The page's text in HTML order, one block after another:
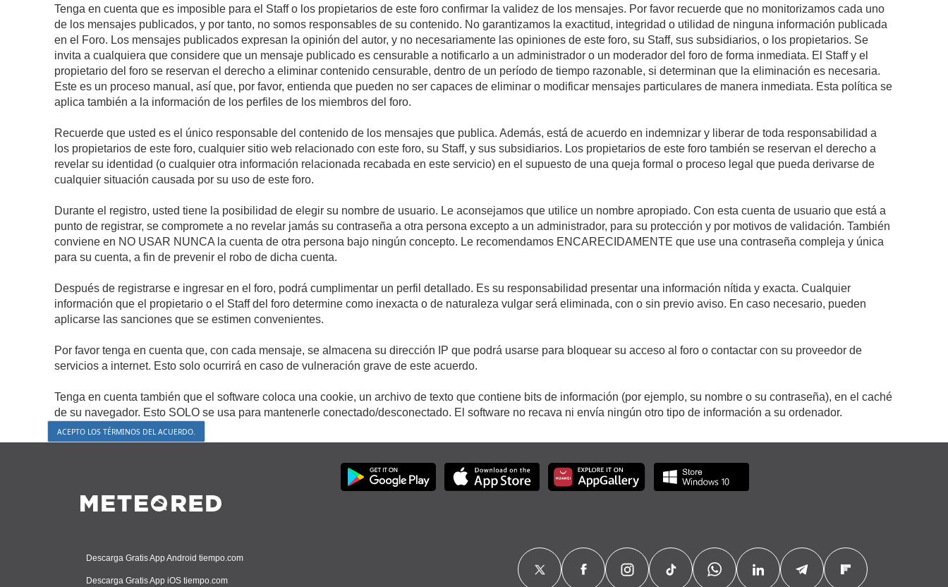
Tenga en cuenta que es imposible para el Staff o los propietarios de este foro confirmar la validez de los mensajes. Por favor recuerde que no monitorizamos cada uno
de los mensajes publicados, y por tanto, no somos responsables de su contenido. No garantizamos la exactitud, integridad o utilidad de ninguna información publicada
en el Foro. Los mensajes publicados expresan la opinión del autor, y no necesariamente las opiniones de este foro, su Staff, sus subsidiarios, o los propietarios. Se
invita a cualquiera que considere que un mensaje publicado es censurable a notificarlo a un administrador o un moderador del foro de forma inmediata. El Staff y el
propietario del foro se reservan el derecho a eliminar contenido censurable, dentro de un período de tiempo razonable, si determinan que la eliminación es necesaria.
Este es un proceso manual, así que, por favor, entienda que pueden no ser capaces de eliminar o modificar mensajes particulares de manera inmediata. Esta política se
aplica también a la información de los perfiles de los miembros del foro.
Recuerde que usted es el único responsable del contenido de los mensajes que publica. Además, está de acuerdo en indemnizar y liberar de toda responsabilidad a
los propietarios de este foro, cualquier sitio web relacionado con este foro, su Staff, y sus subsidiarios. Los propietarios de este foro también se reservan el derecho a
revelar su identidad (o cualquier otra información relacionada recabada en este servicio) en el supuesto de una queja formal o proceso legal que pueda derivarse de
cualquier situación causada por su uso de este foro.
Durante el registro, usted tiene la posibilidad de elegir su nombre de usuario. Le aconsejamos que utilice un nombre apropiado. Con esta cuenta de usuario que está a
punto de registrar, se compromete a no revelar jamás su contraseña a otra persona excepto a un administrador, para su protección y por motivos de validación. También
conviene en NO USAR NUNCA la cuenta de otra persona bajo ningún concepto. Le recomendamos ENCARECIDAMENTE que use una contraseña compleja y única
para su cuenta, a fin de prevenir el robo de dicha cuenta.
Después de registrarse e ingresar en el foro, podrá cumplimentar un perfil detallado. Es su responsabilidad presentar una información nítida y exacta. Cualquier
información que el propietario o el Staff del foro determine como inexacta o de naturaleza vulgar será eliminada, con o sin previo aviso. En caso necesario, pueden
aplicarse las sanciones que se estimen convenientes.
Por favor tenga en cuenta que, con cada mensaje, se almacena su dirección IP que podrá usarse para bloquear su acceso al foro o contactar con su proveedor de
servicios a internet. Esto solo ocurrirá en caso de vulneración grave de este acuerdo.
Tenga en cuenta también que el software coloca una cookie, un archivo de texto que contiene bits de información (por ejemplo, su nombre o su contraseña), en el caché
de su navegador. Esto SOLO se usa para mantenerle conectado/desconectado. El software no recava ni envía ningún otro tipo de información a su ordenador.
Descarga Gratis App Android tiempo.com
Descarga Gratis App iOS tiempo.com